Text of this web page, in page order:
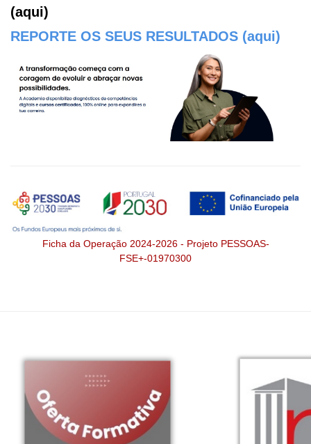
(aqui)
REPORTE OS SEUS RESULTADOS (aqui)
Ficha da Operação 2024-2026 - Projeto PESSOAS-
FSE+-01970300